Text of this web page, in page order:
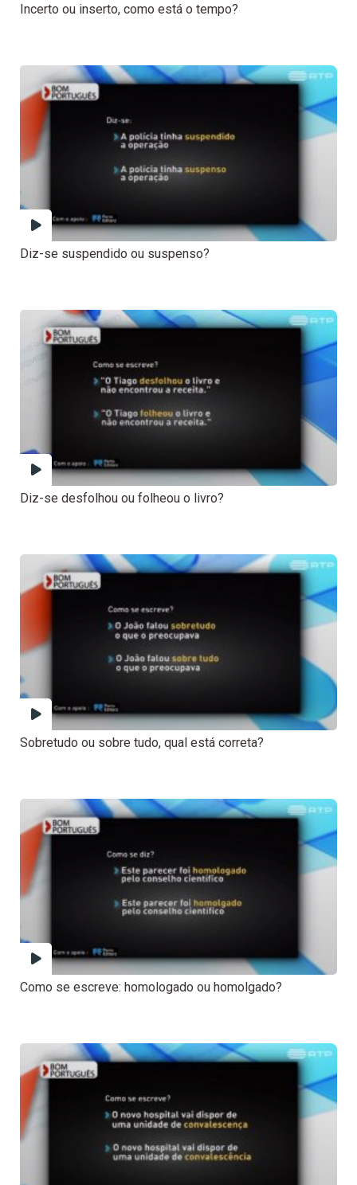
Incerto ou inserto, como está o tempo?
Diz-se suspendido ou suspenso?
Diz-se desfolhou ou folheou o livro?
Sobretudo ou sobre tudo, qual está correta?
Como se escreve: homologado ou homolgado?